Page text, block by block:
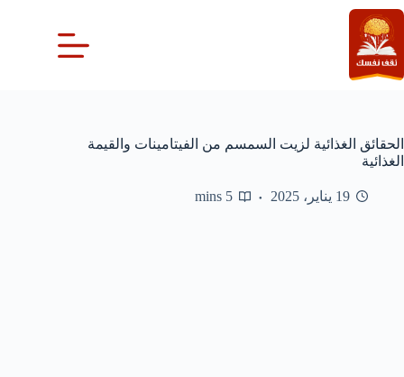
التجاوز
إلى
المحتوى
الحقائق الغذائية لزيت السمسم من الفيتامينات والقيمة
الغذائية
19 يناير، 2025 5 mins